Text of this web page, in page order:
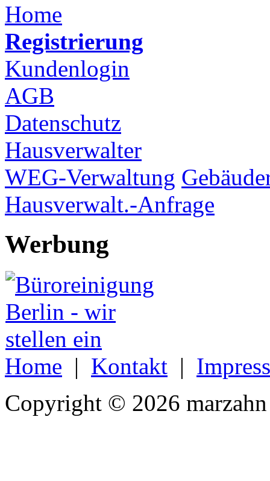
Home
Registrierung
Kundenlogin
AGB
Datenschutz
Hausverwalter
WEG-Verwaltung
Hausverwalt.-Anfrage
Werbung
Home | Kontakt |
Copyright © 2026